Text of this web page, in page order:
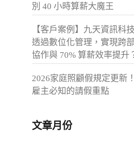
別 40 小時算薪大魔王
【客戶案例】九天資訊科
透過數位化管理，實現跨
協作與 70% 算薪效率提升
2026家庭照顧假規定更新
雇主必知的請假重點
文章月份